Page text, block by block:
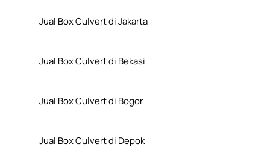
Jual Box Culvert di Jakarta
Jual Box Culvert di Bekasi
Jual Box Culvert di Bogor
Jual Box Culvert di Depok